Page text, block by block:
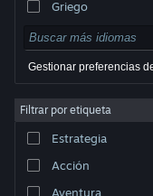
© Valve Corporation. Todos los
respectivos dueños en EE. UU. y
Acuerdo de Suscriptor a Steam
Cookies
Griego
Gestionar preferencias
Filtrar por etiqueta
Estrategia
Acción
Aventura